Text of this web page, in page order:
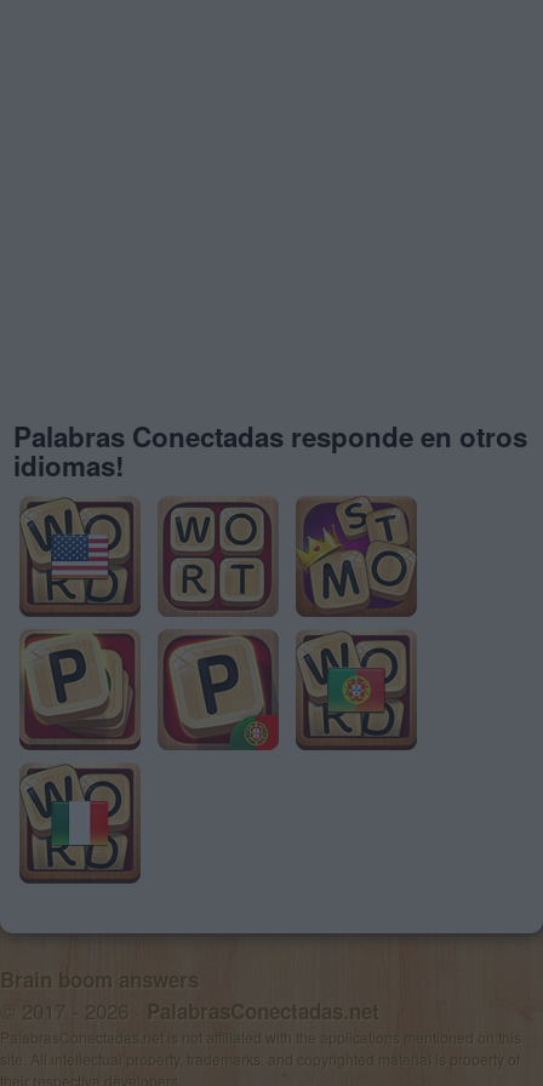
Palabras Conectadas responde en otros
idiomas!
Brain boom answers
© 2017 - 2026 · PalabrasConectadas.net
PalabrasConectadas.net is not affiliated with the applications mentioned on this
site. All intellectual property, trademarks, and copyrighted material is property of